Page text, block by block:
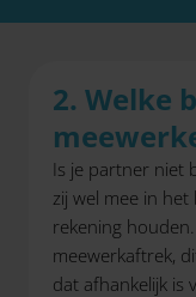
2. Welke
Is je partner niet
zij wel mee in
rekening
meewerkaftrek,
dat afhankelijk is